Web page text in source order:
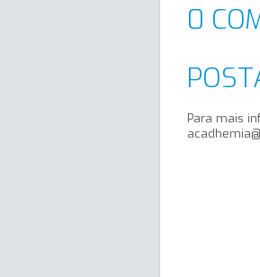
0
Para mais